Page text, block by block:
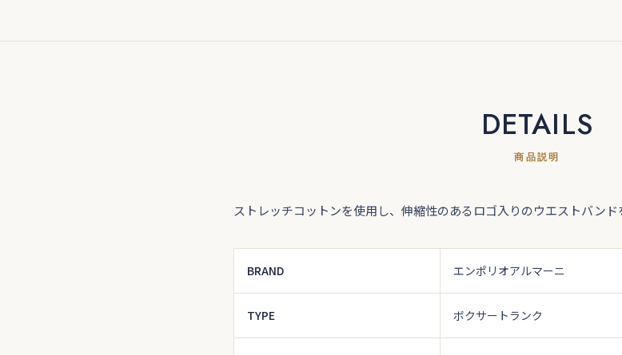
DETAILS
商品説明
ストレッチコットンを使用し、伸縮性のあるロゴ入りのウエストバンド
BRAND エンポリオアルマーニ
TYPE ボクサートランク